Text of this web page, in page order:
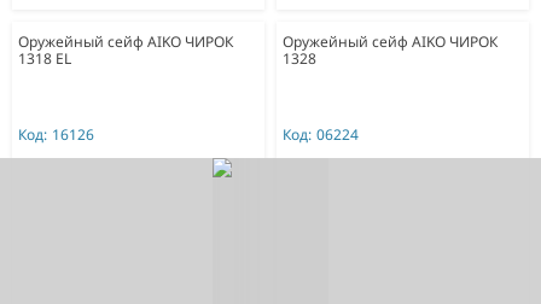
Оружейный сейф AIKO ЧИРОК
1318 EL
Код: 16126
Оружейный сейф AIKO ЧИРОК
1328
Код: 06224